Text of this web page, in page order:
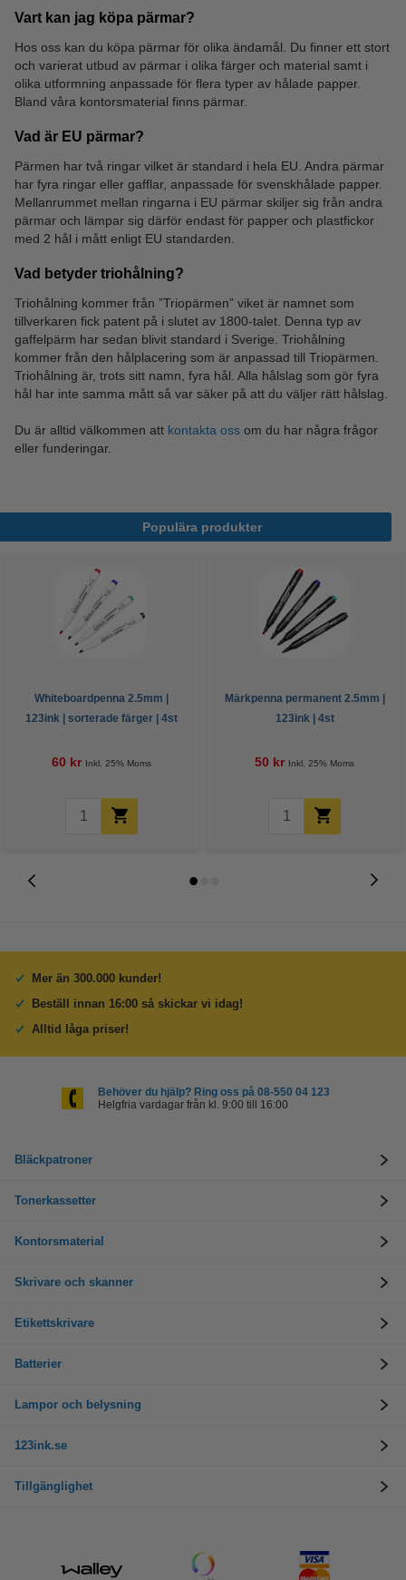
Märkpennor Brevkorgar
Vart kan jag köpa pärmar?
Hos oss kan du köpa pärmar för olika ändamål. Du finner ett stort
och varierat utbud av pärmar i olika färger och material samt i
olika utformning anpassade för flera typer av hålade papper.
Bland våra kontorsmaterial finns pärmar.
Vad är EU pärmar?
Pärmen har två ringar vilket är standard i hela EU. Andra pärmar
har fyra ringar eller gafflar, anpassade för svenskhålade papper.
Mellanrummet mellan ringarna i EU pärmar skiljer sig från andra
pärmar och lämpar sig därför endast för papper och plastfickor
med 2 hål i mått enligt EU standarden.
Vad betyder triohålning?
Triohålning kommer från ”Triopärmen” viket är namnet som
tillverkaren fick patent på i slutet av 1800-talet. Denna typ av
gaffelpärm har sedan blivit standard i Sverige. Triohålning
kommer från den hålplacering som är anpassad till Triopärmen.
Triohålning är, trots sitt namn, fyra hål. Alla hålslag som gör fyra
hål har inte samma mått så var säker på att du väljer rätt hålslag.
Du är alltid välkommen att kontakta oss om du har några frågor
eller funderingar.
Populära produkter
Whiteboardpenna 2.5mm |
123ink | sorterade färger | 4st
60 kr Inkl. 25% Moms
Märkpenna permanent 2.5mm |
123ink | 4st
50 kr Inkl. 25% Moms
Mer än 300.000 kunder!
Beställ innan 16:00 så skickar vi idag!
Alltid låga priser!
Behöver du hjälp? Ring oss på 08-550 04 123
Helgfria vardagar från kl. 9:00 till 16:00
Bläckpatroner
Tonerkassetter
Kontorsmaterial
Skrivare och skanner
Etikettskrivare
Batterier
Lampor och belysning
123ink.se
Tillgänglighet